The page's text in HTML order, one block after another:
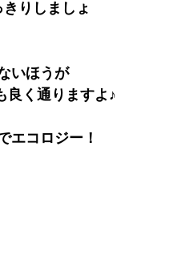
りしましょ
いほうが
良く通りますよ♪
エコロジー！